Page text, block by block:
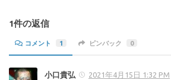
1件の返信
コメント 1 ピンバック 0
小口貴弘
2021年4月15日 1:32 PM